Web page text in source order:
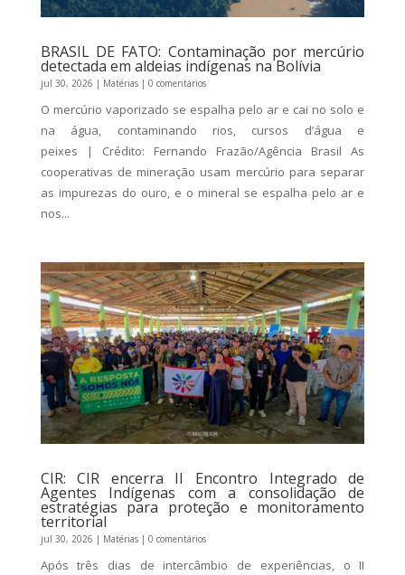
BRASIL DE FATO: Contaminação por mercúrio
detectada em aldeias indígenas na Bolívia
jul 30, 2026 | Matérias| 0 comentários
O mercúrio vaporizado se espalha pelo ar e cai no solo e
na água, contaminando rios, cursos d’água e
peixes | Crédito: Fernando Frazão/Agência Brasil As
cooperativas de mineração usam mercúrio para separar
as impurezas do ouro, e o mineral se espalha pelo ar e
nos...
CIR: CIR encerra II Encontro Integrado de
Agentes Indígenas com a consolidação de
estratégias para proteção e monitoramento
territorial
jul 30, 2026 | Matérias| 0 comentários
Após três dias de intercâmbio de experiências, o II